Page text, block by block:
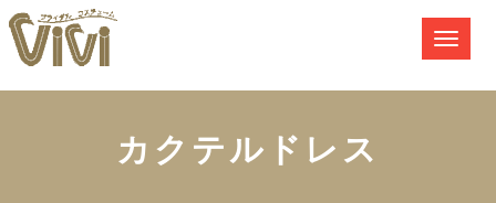
カクテルドレス